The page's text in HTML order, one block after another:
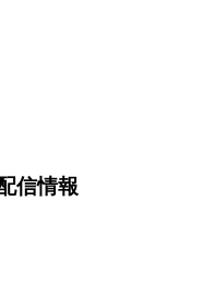
信情報